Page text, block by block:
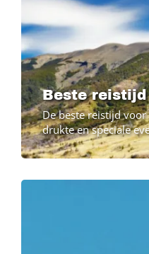
Beste
De beste reistijd
drukte en speciale
Image